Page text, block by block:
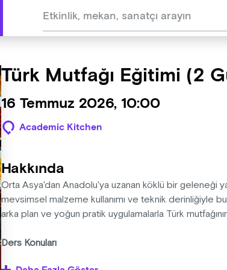
Türk Mutfağı Eğitimi (2
16 Temmuz 2026, 10:00
Academic Kitchen
Hakkında
Orta Asya'dan Anadolu'ya uzanan köklü bir geleneği
mevsimsel malzeme kullanımı ve teknik derinliğiyle
arka plan ve yoğun pratik uygulamalarla Türk
Ders Konuları